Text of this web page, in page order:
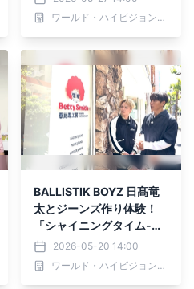
9時～ BS12 トゥエルビで
全国無料放送
ワールド・ハイビジョン・チャンネル株式会社
BALLISTIK BOYZ 日髙竜
太とジーンズ作り体験！
「シャイニングタイム-週
末 大人の趣味時間-」 5月
21日（木）夕方6時30分
～ BS12 トゥエルビで全国
2026-05-20 14:00
ワールド・ハイビジョン・チャンネル株式会社